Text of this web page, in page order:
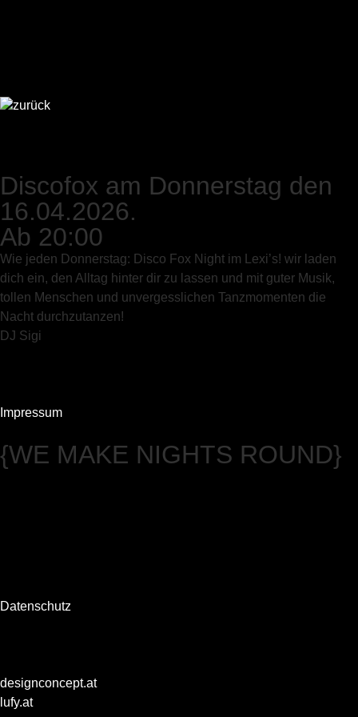
zurück
Discofox am Donnerstag den
16.04.2026.
Ab 20:00
Wie jeden Donnerstag: Disco Fox Night im Lexi’s! wir laden
dich ein, den Alltag hinter dir zu lassen und mit guter Musik,
tollen Menschen und unvergesslichen Tanzmomenten die
Nacht durchzutanzen!
DJ Sigi
Impressum
{WE MAKE NIGHTS ROUND}
Datenschutz
designconcept.at
lufy.at